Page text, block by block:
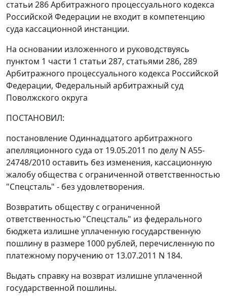
статьи 286 Арбитражного процессуального кодекса
Российской Федерации не входит в компетенцию
суда кассационной инстанции.
На основании изложенного и руководствуясь
пунктом 1 части 1 статьи 287, статьями 286, 289
Арбитражного процессуального кодекса Российской
Федерации, Федеральный арбитражный суд
Поволжского округа
ПОСТАНОВИЛ:
постановление Одиннадцатого арбитражного
апелляционного суда от 19.05.2011 по делу N А55-
24748/2010 оставить без изменения, кассационную
жалобу общества с ограниченной ответственностью
"Спецсталь" - без удовлетворения.
Возвратить обществу с ограниченной
ответственностью "Спецсталь" из федерального
бюджета излишне уплаченную государственную
пошлину в размере 1000 рублей, перечисленную по
платежному поручению от 13.07.2011 N 184.
Выдать справку на возврат излишне уплаченной
государственной пошлины.